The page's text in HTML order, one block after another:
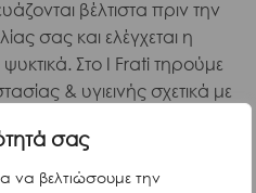
σας
να βελτιώσουμε την
βέλτιστα πριν την
σας και ελέγχεται η
Στο I Frati τηρούμε
& υγιεινής σχετικά με